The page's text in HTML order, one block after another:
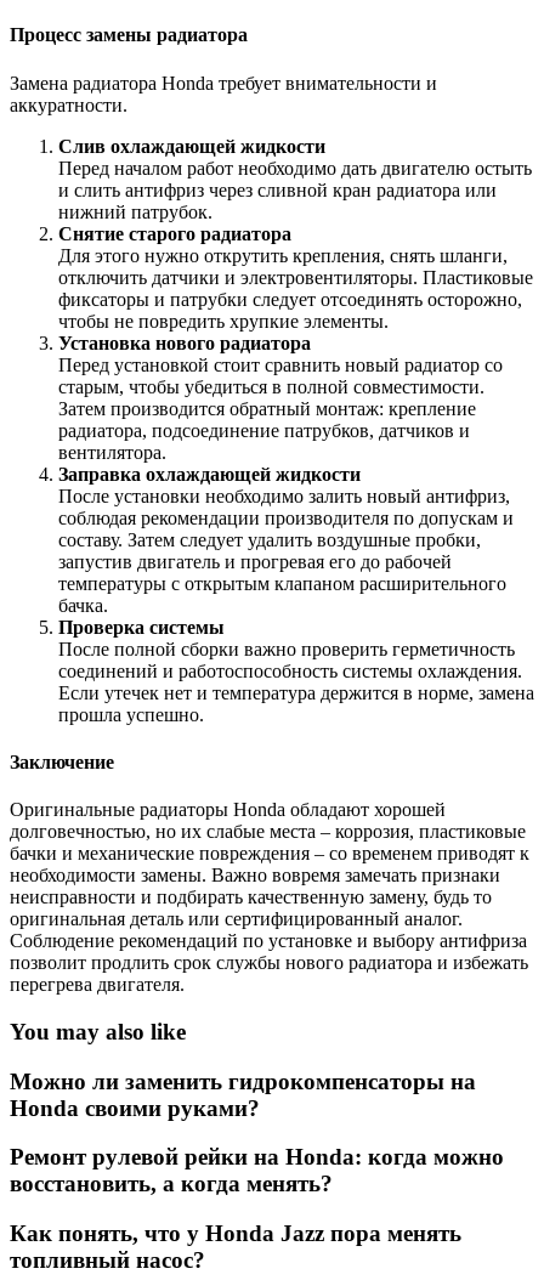
Процесс замены радиатора
Замена радиатора Honda требует внимательности и
аккуратности.
Слив охлаждающей жидкости
Перед началом работ необходимо дать двигателю остыть
и слить антифриз через сливной кран радиатора или
нижний патрубок.
Снятие старого радиатора
Для этого нужно открутить крепления, снять шланги,
отключить датчики и электровентиляторы. Пластиковые
фиксаторы и патрубки следует отсоединять осторожно,
чтобы не повредить хрупкие элементы.
Установка нового радиатора
Перед установкой стоит сравнить новый радиатор со
старым, чтобы убедиться в полной совместимости.
Затем производится обратный монтаж: крепление
радиатора, подсоединение патрубков, датчиков и
вентилятора.
Заправка охлаждающей жидкости
После установки необходимо залить новый антифриз,
соблюдая рекомендации производителя по допускам и
составу. Затем следует удалить воздушные пробки,
запустив двигатель и прогревая его до рабочей
температуры с открытым клапаном расширительного
бачка.
Проверка системы
После полной сборки важно проверить герметичность
соединений и работоспособность системы охлаждения.
Если утечек нет и температура держится в норме, замена
прошла успешно.
Заключение
Оригинальные радиаторы Honda обладают хорошей
долговечностью, но их слабые места – коррозия, пластиковые
бачки и механические повреждения – со временем приводят к
необходимости замены. Важно вовремя замечать признаки
неисправности и подбирать качественную замену, будь то
оригинальная деталь или сертифицированный аналог.
Соблюдение рекомендаций по установке и выбору антифриза
позволит продлить срок службы нового радиатора и избежать
перегрева двигателя.
You may also like
Можно ли заменить гидрокомпенсаторы на
Honda своими руками?
Ремонт рулевой рейки на Honda: когда можно
восстановить, а когда менять?
Как понять, что у Honda Jazz пора менять
топливный насос?